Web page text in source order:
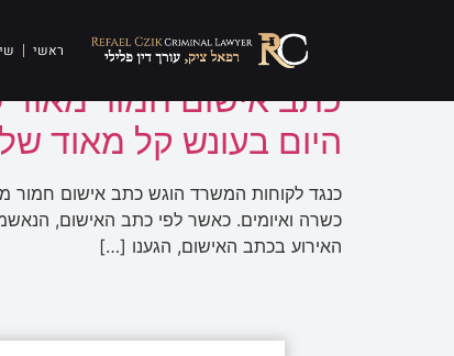
ראשי תגית:אלימות
כתב אישום חמור מאוד
היום בעונש קל מאוד של 3 חודשי עבודות שירות
כנגד לקוחות המשרד הוגש כתב אישום חמור
כשרה ואיומים. כאשר לפי כתב האישום,
האירוע בכתב האישום, הגענו […]